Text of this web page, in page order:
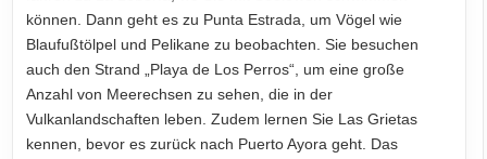
können. Dann geht es zu Punta Estrada, um Vögel wie
Blaufußtölpel und Pelikane zu beobachten. Sie besuchen
auch den Strand „Playa de Los Perros“, um eine große
Anzahl von Meerechsen zu sehen, die in der
Vulkanlandschaften leben. Zudem lernen Sie Las Grietas
kennen, bevor es zurück nach Puerto Ayora geht. Das